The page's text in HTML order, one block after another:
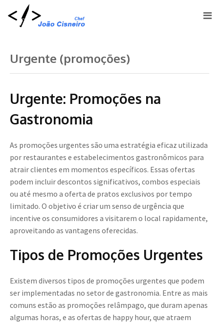
Urgente (promoções)
Urgente: Promoções na
Gastronomia
As promoções urgentes são uma estratégia eficaz utilizada
por restaurantes e estabelecimentos gastronômicos para
atrair clientes em momentos específicos. Essas ofertas
podem incluir descontos significativos, combos especiais
ou até mesmo a oferta de pratos exclusivos por tempo
limitado. O objetivo é criar um senso de urgência que
incentive os consumidores a visitarem o local rapidamente,
aproveitando as vantagens oferecidas.
Tipos de Promoções Urgentes
Existem diversos tipos de promoções urgentes que podem
ser implementadas no setor de gastronomia. Entre as mais
comuns estão as promoções relâmpago, que duram apenas
algumas horas, e as ofertas de happy hour, que atraem